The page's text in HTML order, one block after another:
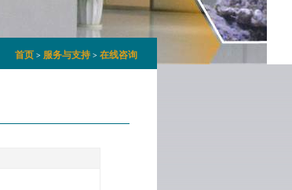
首页 > 服务与支持> 在线咨询